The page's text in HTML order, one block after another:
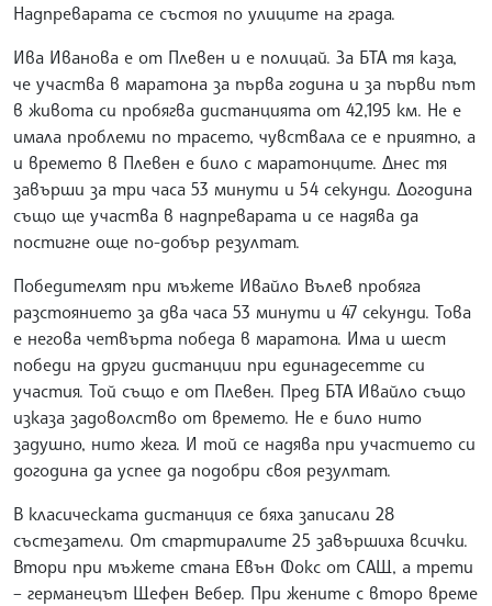
Надпреварата се състоя по улиците на града.
Ива Иванова е от Плевен и е полицай. За БТА тя каза,
че участва в маратона за първа година и за първи път
в живота си пробягва дистанцията от 42,195 км. Не е
имала проблеми по трасето, чувствала се е приятно, а
и времето в Плевен е било с маратонците. Днес тя
завърши за три часа 53 минути и 54 секунди. Догодина
също ще участва в надпреварата и се надява да
постигне още по-добър резултат.
Победителят при мъжете Ивайло Вълев пробяга
разстоянието за два часа 53 минути и 47 секунди. Това
е негова четвърта победа в маратона. Има и шест
победи на други дистанции при единадесетте си
участия. Той също е от Плевен. Пред БТА Ивайло също
изказа задоволство от времето. Не е било нито
задушно, нито жега. И той се надява при участието си
догодина да успее да подобри своя резултат.
В класическата дистанция се бяха записали 28
състезатели. От стартиралите 25 завършиха всички.
Втори при мъжете стана Евън Фокс от САЩ, а трети
– германецът Щефен Вебер. При жените с второ време